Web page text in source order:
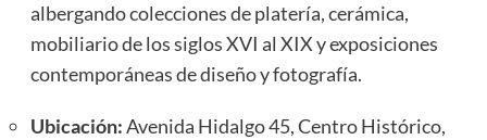
albergando colecciones de platería, cerámica,
mobiliario de los siglos XVI al XIX y exposiciones
contemporáneas de diseño y fotografía.
Ubicación:Avenida Hidalgo 45, Centro Histórico,